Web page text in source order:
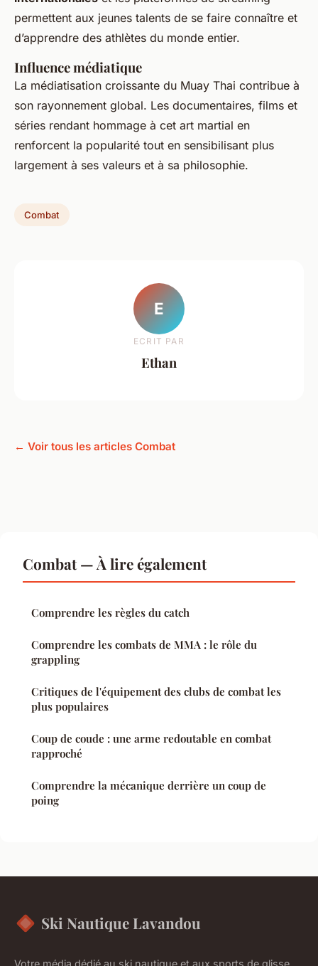
permettent aux jeunes talents de se faire connaître et
d’apprendre des athlètes du monde entier.
Influence médiatique
La médiatisation croissante du Muay Thai contribue à
son rayonnement global. Les documentaires, films et
séries rendant hommage à cet art martial en
renforcent la popularité tout en sensibilisant plus
largement à ses valeurs et à sa philosophie.
Combat
E
ECRIT PAR
Ethan
← Voir tous les articles Combat
Combat — À lire également
Comprendre les règles du catch
Comprendre les combats de MMA : le rôle du
grappling
Critiques de l'équipement des clubs de combat les
plus populaires
Coup de coude : une arme redoutable en combat
rapproché
Comprendre la mécanique derrière un coup de
poing
Ski Nautique Lavandou